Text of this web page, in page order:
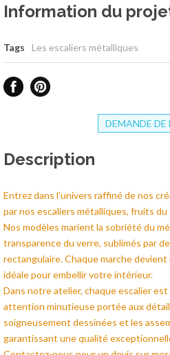
Information du
Tags Les escaliers métalliques
DEMANDE DE
Description
Entrez dans l’univers raffiné de nos
par nos escaliers métalliques, fruits
Nos modèles marient la sobriété du
transparence du verre, sublimés par
rectangulaire. Chaque marche devient
idéale pour embellir votre intérieur.
Dans notre atelier, chaque escalier
attention minutieuse portée aux
soigneusement dessinées et les
garantissant une qualité